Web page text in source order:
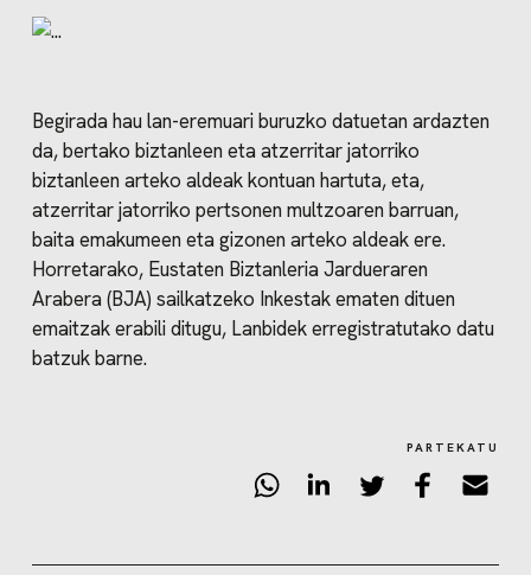
Begirada hau lan-eremuari buruzko datuetan ardazten
da, bertako biztanleen eta atzerritar jatorriko
biztanleen arteko aldeak kontuan hartuta, eta,
atzerritar jatorriko pertsonen multzoaren barruan,
baita emakumeen eta gizonen arteko aldeak ere.
Horretarako, Eustaten Biztanleria Jardueraren
Arabera (BJA) sailkatzeko Inkestak ematen dituen
emaitzak erabili ditugu, Lanbidek erregistratutako datu
batzuk barne.
PARTEKATU